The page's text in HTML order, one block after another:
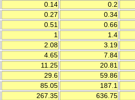
0.14 0.2
0.27 0.34
0.51 0.66
1 1.4
2.08 3.19
4.65 7.84
11.25 20.81
29.6 59.86
85.05 187.1
267.35 636.75